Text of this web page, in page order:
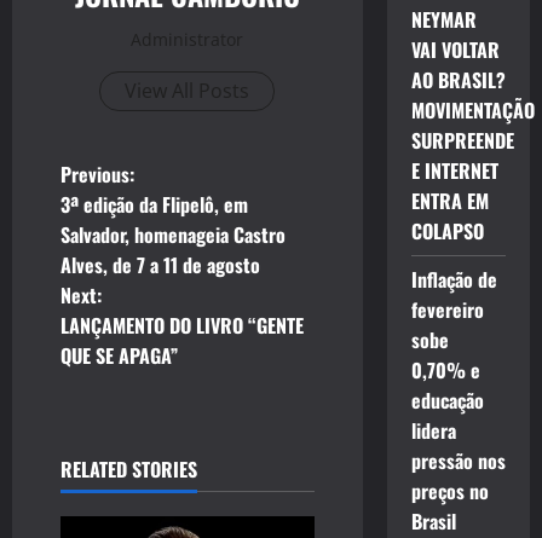
Administrator
View All Posts
P
o
s
t
n
v
Previous:
3ª edição da Flipelô, em
Salvador, homenageia Castro
Alves, de 7 a 11 de agosto
Next:
LANÇAMENTO DO LIVRO “GENTE
QUE SE APAGA”
RELATED STORIES
NEYMAR
VAI VOLTAR
AO BRASIL?
MOVIMENTAÇÃO
SURPREENDE
E INTERNET
ENTRA EM
COLAPSO
Inflação de
fevereiro
sobe
0,70% e
educação
lidera
pressão nos
preços no
Brasil